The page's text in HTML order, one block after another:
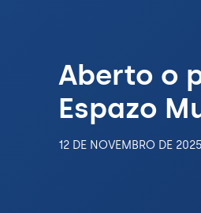
Aberto o
Espazo
12 DE NOVEMBRO DE 2025